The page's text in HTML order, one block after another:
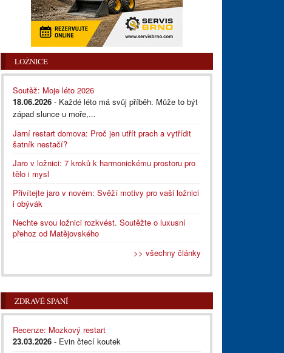
LOŽNICE
Soutěž: Moje léto 2026
18.06.2026 - Každé léto má svůj příběh. Může to být
západ slunce u moře,...
Jarní restart domova: Proč jen utřít prach a vytřídit
šatník nestačí?
Jaro v ložnici: 7 kroků k harmonickému prostoru pro
tělo i mysl
Přivítejte jaro v novém: Svěží motivy pro vaši ložnici
i obývák
Nechte svou ložnici rozkvést. Soutěžte o luxusní
přehoz od Matějovského
>> všechny články
ZDRAVÉ SPANÍ
Recenze: Mozkový restart
23.03.2026 - Evin čtecí koutek